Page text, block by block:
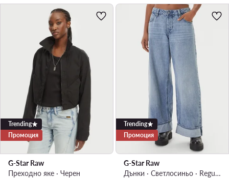
Trending
Промоция
G-Star Raw
Преходно яке · Черен
Trending
Промоция
G-Star Raw
Дънки · Светлосиньо · Regular Fit